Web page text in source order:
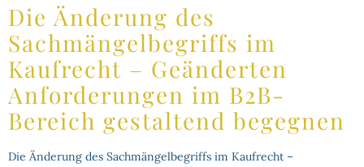
Die Änderung des
Sachmängelbegriffs im
Kaufrecht – Geänderten
Anforderungen im B2B-
Bereich gestaltend begegnen
Die Änderung des Sachmängelbegriffs im Kaufrecht –